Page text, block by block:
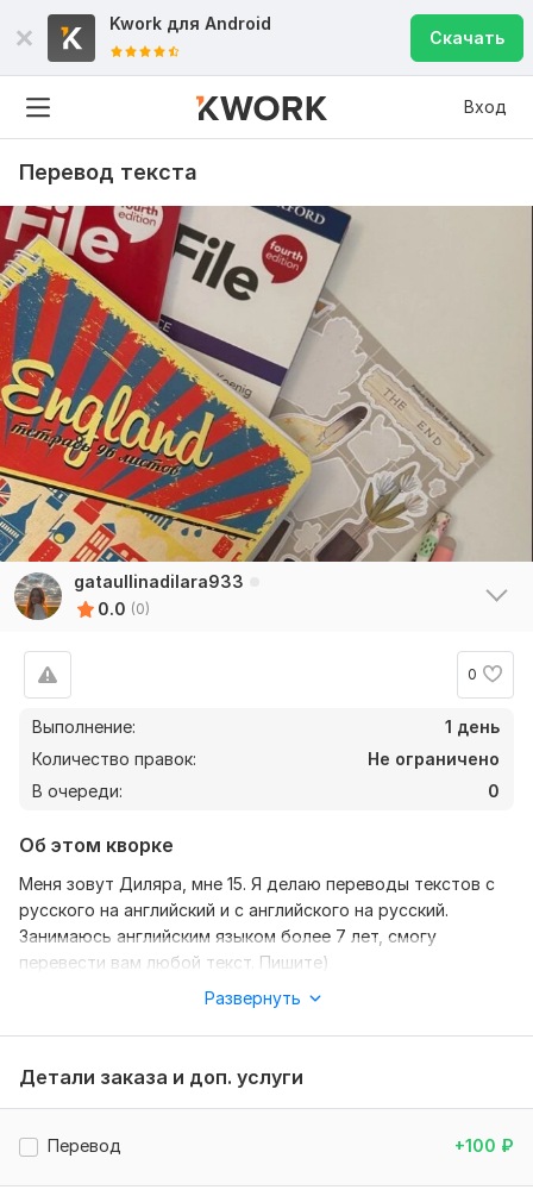
Kwork для Android
Скачать
Вход
Перевод текста
gataullinadilara933
0.0 (0)
0
Выполнение:
1 день
Количество правок:
Не ограничено
В очереди:
0
Об этом кворке
Меня зовут Диляра, мне 15. Я делаю переводы текстов с
русского на английский и с английского на русский.
Занимаюсь английским языком более 7 лет, смогу
перевести вам любой текст. Пишите)
Чтобы выполнить ваш заказ, мне потребуется от вас
вас предпочтения. Пришлите нужные файлы и доступы,
если они нужны для выполнения заказа.
Тематика: Недвижимость,
Работа,
Развернуть
Детали заказа и доп. услуги
Перевод +100 ₽